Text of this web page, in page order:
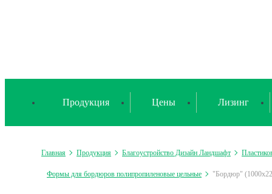
Продукция Цены Лизинг
Главная Продукция Благоустройство Дизайн Ландшафт
Формы для бордюров полипропиленовые цельные "Бордюр"